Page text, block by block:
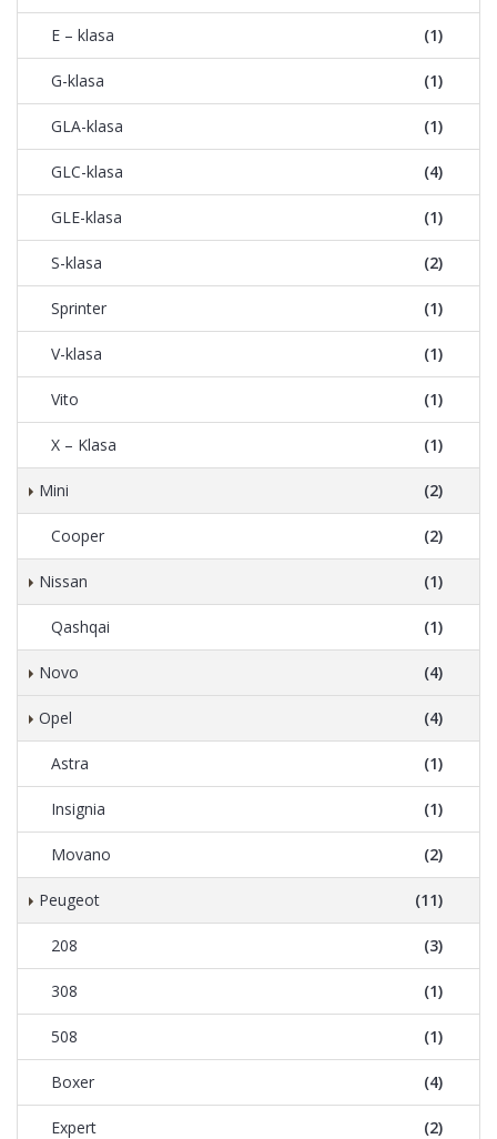
E – klasa (1)
G-klasa (1)
GLA-klasa (1)
GLC-klasa (4)
GLE-klasa (1)
S-klasa (2)
Sprinter (1)
V-klasa (1)
Vito (1)
X – Klasa (1)
Mini (2)
Cooper (2)
Nissan (1)
Qashqai (1)
Novo (4)
Opel (4)
Astra (1)
Insignia (1)
Movano (2)
Peugeot (11)
208 (3)
308 (1)
508 (1)
Boxer (4)
Expert (2)